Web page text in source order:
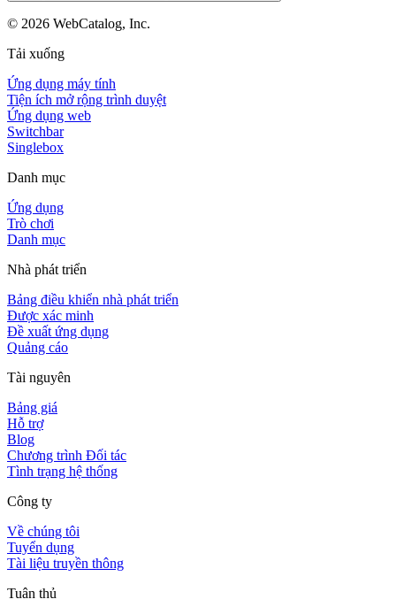
© 2026 WebCatalog, Inc.
Tải xuống
Ứng dụng máy tính
Tiện ích mở rộng trình duyệt
Ứng dụng web
Switchbar
Singlebox
Danh mục
Ứng dụng
Trò chơi
Danh mục
Nhà phát triển
Bảng điều khiển nhà phát triển
Được xác minh
Đề xuất ứng dụng
Quảng cáo
Tài nguyên
Bảng giá
Hỗ trợ
Blog
Chương trình Đối tác
Tình trạng hệ thống
Công ty
Về chúng tôi
Tuyển dụng
Tài liệu truyền thông
Tuân thủ